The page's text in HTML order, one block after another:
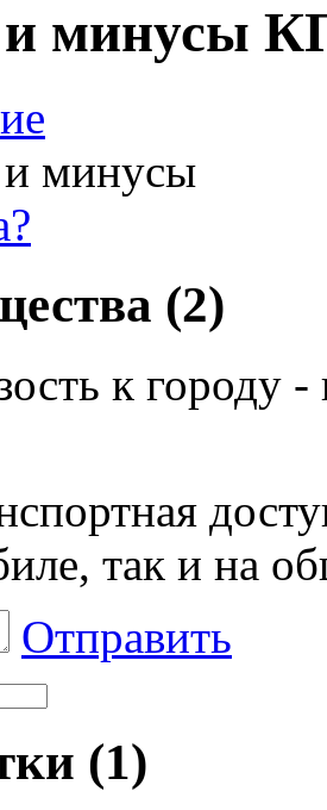
минусы
минусы
(2)
к городу
так и на
Отправить
(1)